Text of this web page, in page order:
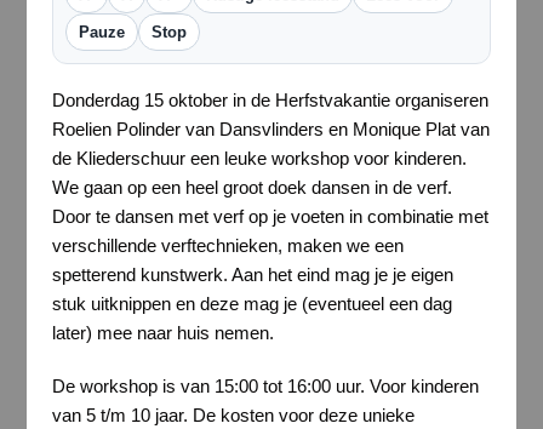
Pauze Stop
Donderdag 15 oktober in de Herfstvakantie organiseren
Roelien Polinder van Dansvlinders en Monique Plat van
de Kliederschuur een leuke workshop voor kinderen.
We gaan op een heel groot doek dansen in de verf.
Door te dansen met verf op je voeten in combinatie met
verschillende verftechnieken, maken we een
spetterend kunstwerk. Aan het eind mag je je eigen
stuk uitknippen en deze mag je (eventueel een dag
later) mee naar huis nemen.
De workshop is van 15:00 tot 16:00 uur. Voor kinderen
van 5 t/m 10 jaar. De kosten voor deze unieke